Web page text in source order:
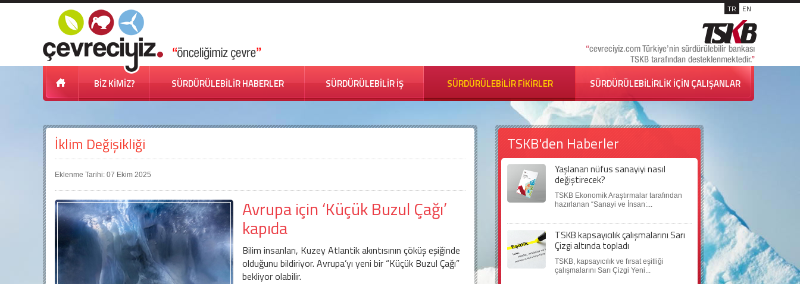
TR EN
BİZ KİMİZ? SÜRDÜRÜLEBİLİR HABERLER SÜRDÜRÜLEBİLİR İŞ SÜRDÜRÜLEBİLİR FİKİRLER SÜRDÜRÜLEBİLİRLİK İÇİN ÇALIŞANLAR
İklim Değişikliği
Eklenme Tarihi: 07 Ekim 2025
Avrupa için ‘Küçük Buzul Çağı’
kapıda
Bilim insanları, Kuzey Atlantik akıntısının çöküş eşiğinde
olduğunu bildiriyor. Avrupa’yı yeni bir “Küçük Buzul Çağı”
bekliyor olabilir.
TSKB'den Haberler
Yaşlanan nüfus sanayiyi nasıl
değiştirecek?
TSKB Ekonomik Araştırmalar tarafından
hazırlanan “Sanayi ve İnsan:...
TSKB kapsayıcılık çalışmalarını Sarı
Çizgi altında topladı
TSKB, kapsayıcılık ve fırsat eşitliği
çalışmalarını Sarı Çizgi Yeni...